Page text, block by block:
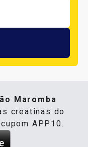
Maromba
creatinas do
APP10.